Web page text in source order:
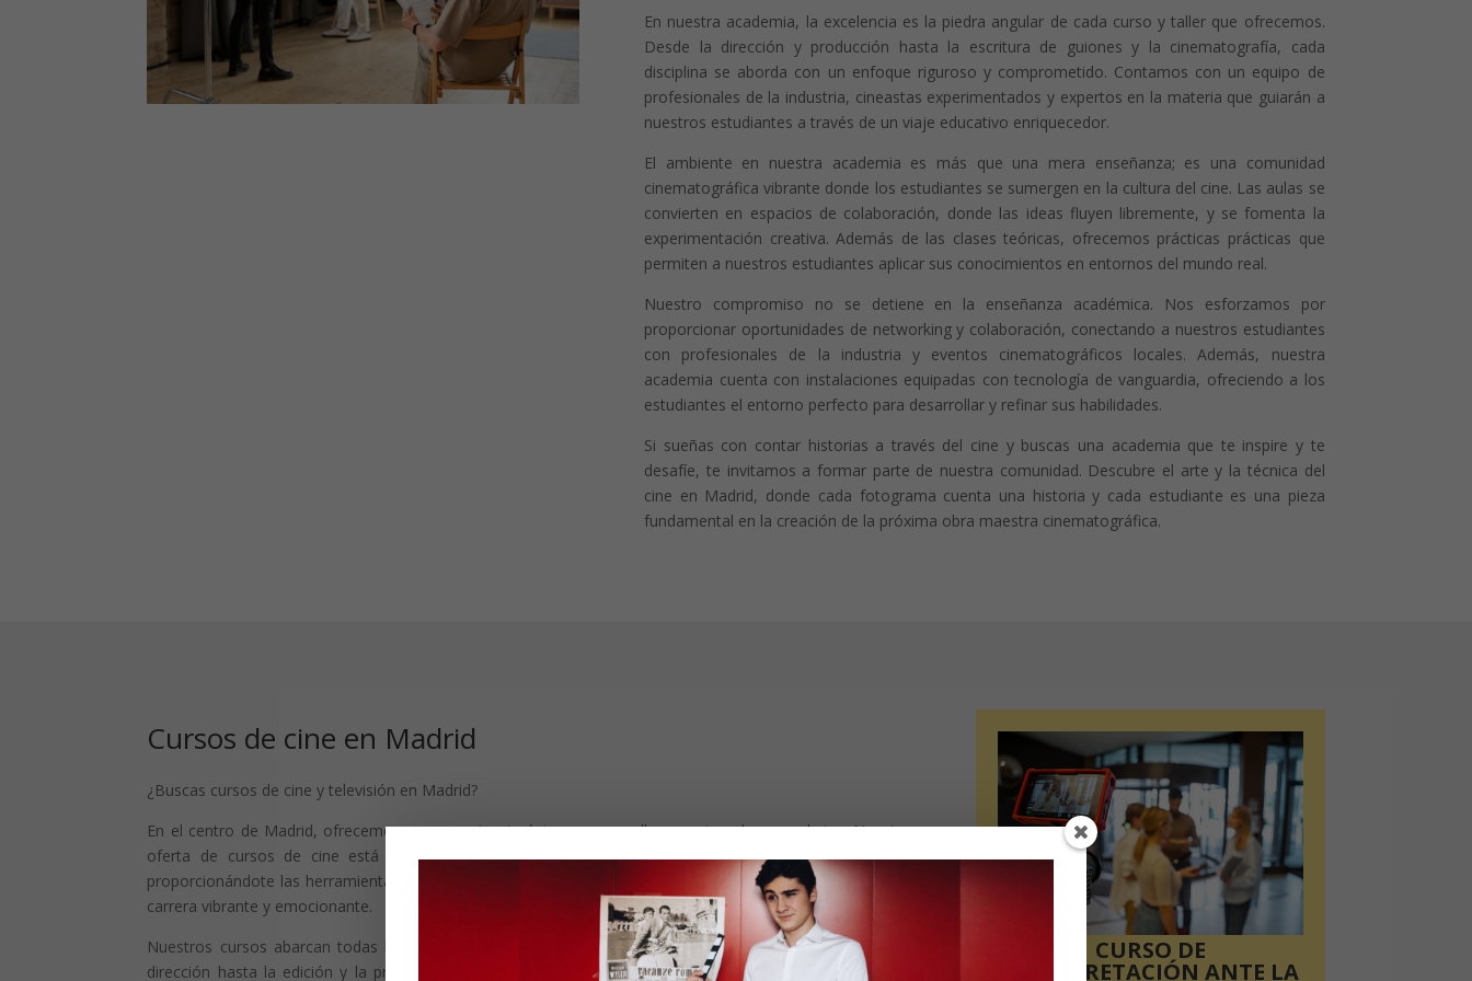
En nuestra academia, la excelencia es la piedra angular de cada curso y taller que ofrecemos.
Desde la dirección y producción hasta la escritura de guiones y la cinematografía, cada
disciplina se aborda con un enfoque riguroso y comprometido. Contamos con un equipo de
profesionales de la industria, cineastas experimentados y expertos en la materia que guiarán a
nuestros estudiantes a través de un viaje educativo enriquecedor.
El ambiente en nuestra academia es más que una mera enseñanza; es una comunidad
cinematográfica vibrante donde los estudiantes se sumergen en la cultura del cine. Las aulas se
convierten en espacios de colaboración, donde las ideas fluyen libremente, y se fomenta la
experimentación creativa. Además de las clases teóricas, ofrecemos prácticas prácticas que
permiten a nuestros estudiantes aplicar sus conocimientos en entornos del mundo real.
Nuestro compromiso no se detiene en la enseñanza académica. Nos esforzamos por
proporcionar oportunidades de networking y colaboración, conectando a nuestros estudiantes
con profesionales de la industria y eventos cinematográficos locales. Además, nuestra
academia cuenta con instalaciones equipadas con tecnología de vanguardia, ofreciendo a los
estudiantes el entorno perfecto para desarrollar y refinar sus habilidades.
Si sueñas con contar historias a través del cine y buscas una academia que te inspire y te
desafíe, te invitamos a formar parte de nuestra comunidad. Descubre el arte y la técnica del
cine en Madrid, donde cada fotograma cuenta una historia y cada estudiante es una pieza
fundamental en la creación de la próxima obra maestra cinematográfica.
Cursos de cine en Madrid
¿Buscas cursos de cine y televisión en Madrid?
En el centro de Madrid, ofrecemos una experiencia única para aquellos apasionados por el cine. Nuestra
oferta de cursos de cine está diseñada para sumergirte en el fascinante mundo del séptimo arte,
proporcionándote las herramientas y conocimientos necesarios para convertir tu amor por el cine en una
carrera vibrante y emocionante.
Nuestros cursos abarcan todas las áreas clave de la cinematografía, desde la escritura de guiones y la
dirección hasta la edición y la producción. Impartidos por profesionales de la industria y expertos en la
CURSO DE
INTERPRETACIÓN ANTE LA